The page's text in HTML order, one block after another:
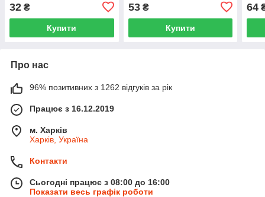
32 ₴
Купити
53₴
Купити
64
Про нас
96% позитивних з 1262 відгуків за рік
Працює з 16.12.2019
м. Харків
Харків, Україна
Контакти
Сьогодні працює з 08:00 до 16:00
Показати весь графік роботи